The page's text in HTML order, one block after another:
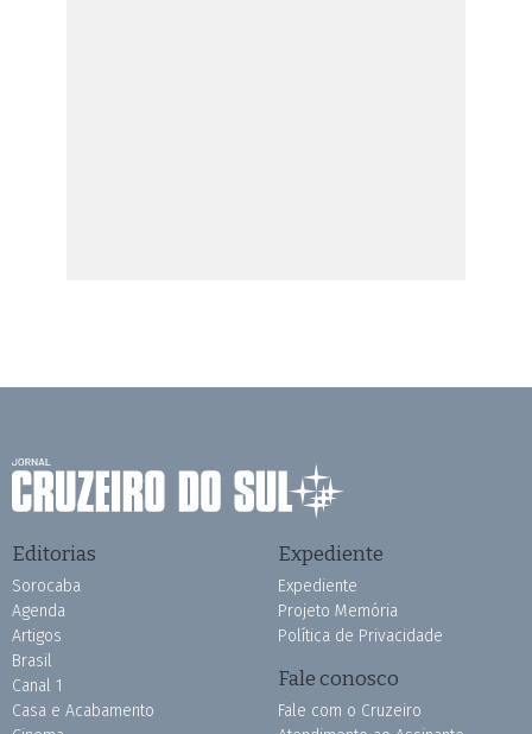
Editorias
Sorocaba
Agenda
Artigos
Brasil
Canal 1
Casa e Acabamento
Expediente
Expediente
Projeto Memória
Política de Privacidade
Fale conosco
Fale com o Cruzeiro